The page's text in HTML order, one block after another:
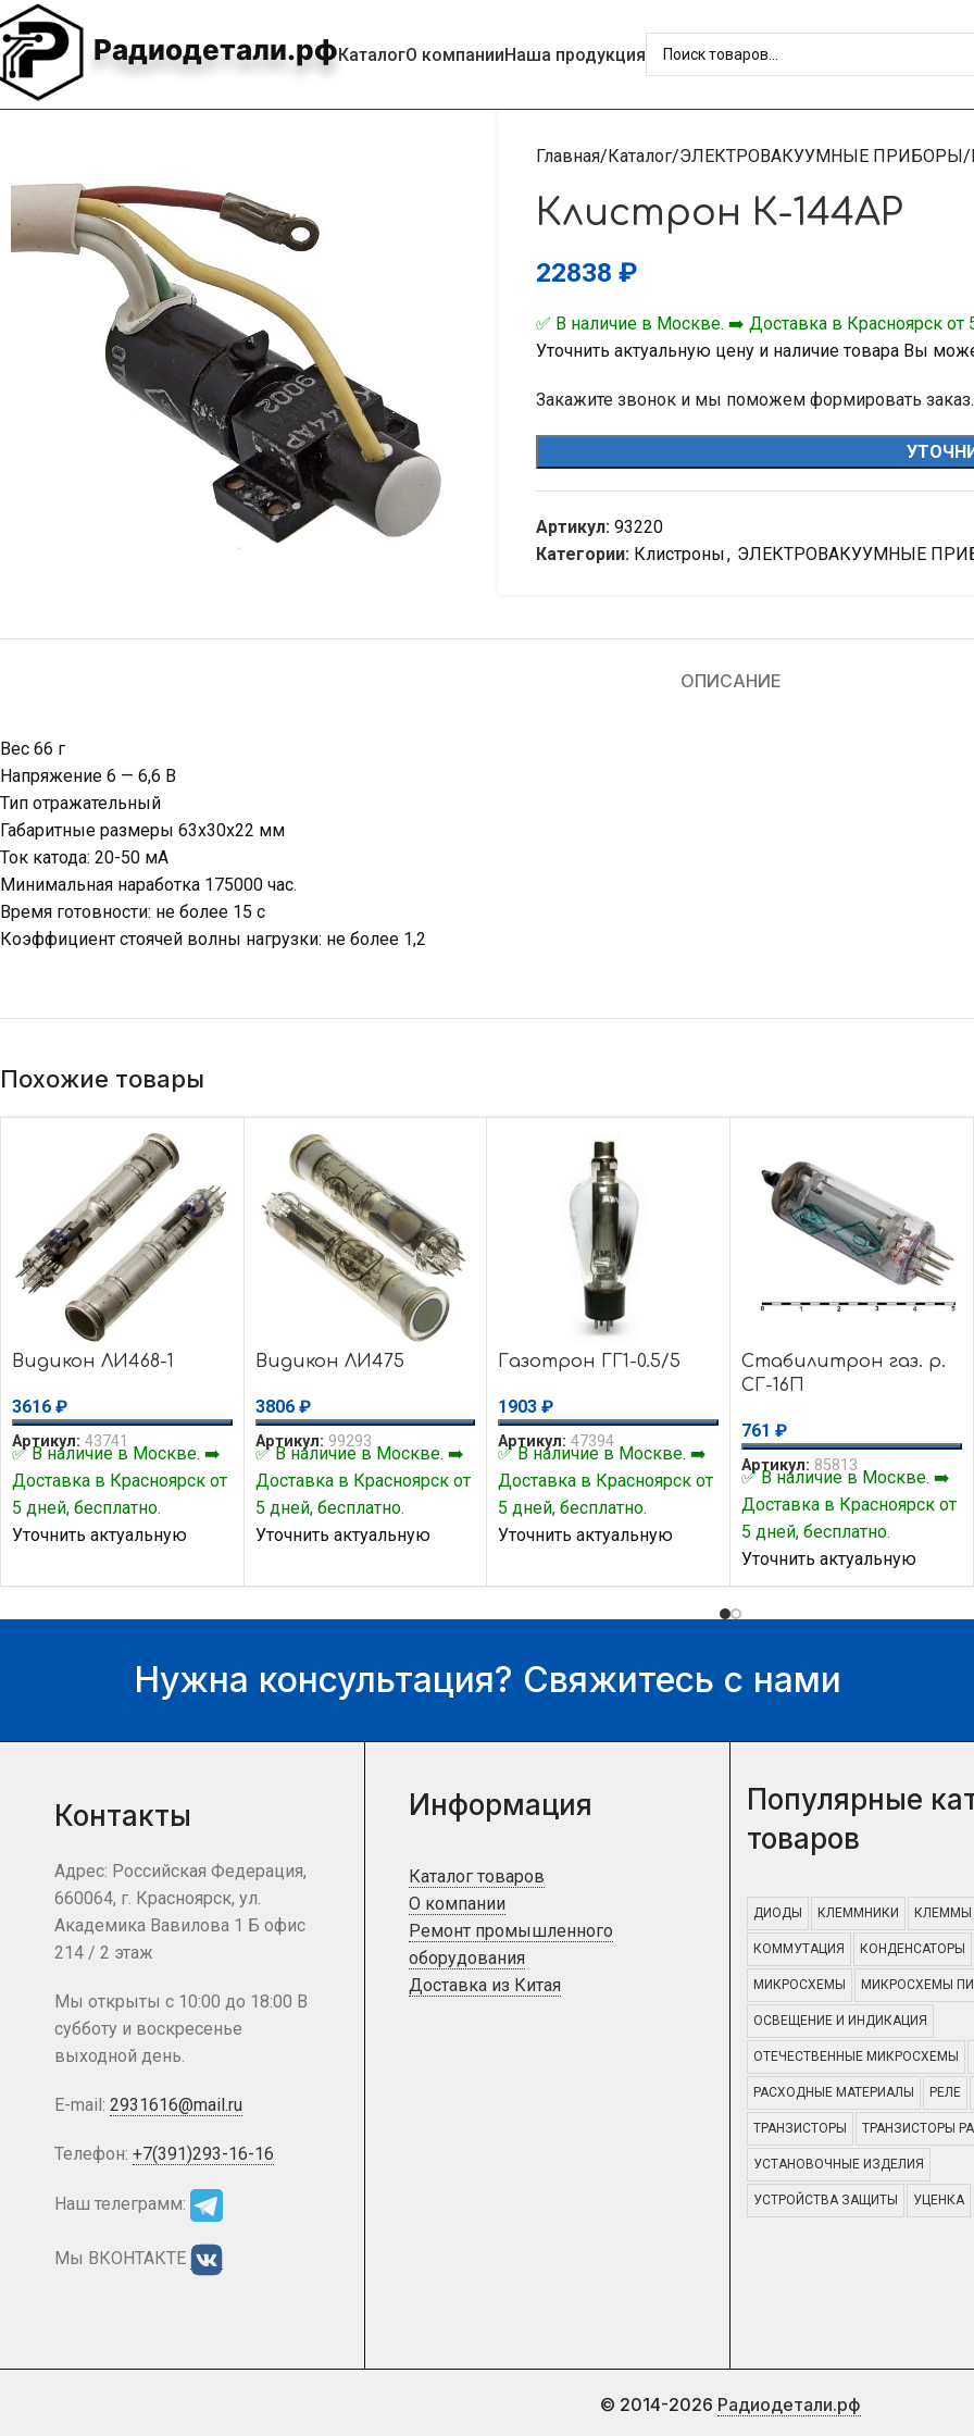
Радиодетали.рфКаталогО компанииНаша продукция
Главная Каталог ЭЛЕКТРОВАКУУМНЫЕ ПРИБОРЫ
Клистрон К-144АР
22838 ₽
✅ В наличие в Москве. ➡️ Доставка в Красноярск от
Уточнить актуальную цену и наличие товара Вы
Закажите звонок и мы поможем формировать заказ.
Артикул: 93220
Категории: Клистроны, ЭЛЕКТРОВАКУУМНЫЕ
ОПИСАНИЕ
Вес 66 г
Напряжение 6 — 6,6 В
Тип отражательный
Габаритные размеры 63х30х22 мм
Ток катода: 20-50 мА
Минимальная наработка 175000 час.
Время готовности: не более 15 с
Коэффициент стоячей волны нагрузки: не более 1,2
Похожие товары
Видикон ЛИ468-1
3616 ₽
Артикул: 43741
✅ В наличие в Москве. ➡️
Доставка в Красноярск от
5 дней, бесплатно.
Уточнить актуальную
можете у нашего
менеджера.
Видикон ЛИ475
3806 ₽
Артикул: 99293
✅ В наличие в Москве. ➡️
Доставка в Красноярск от
5 дней, бесплатно.
Уточнить актуальную
можете у нашего
менеджера.
Газотрон ГГ1-0.5/5
1903₽
Артикул:47394
✅ В наличие в Москве. ➡️
Доставка в Красноярск от
5 дней, бесплатно.
Уточнить актуальную
можете у нашего
менеджера.
Стабилитрон газ. р.
СГ-16П
761 ₽
Артикул: 85813
✅ В наличие в Москве. ➡️
Доставка в Красноярск от
5 дней, бесплатно.
Уточнить актуальную
цену и наличие товара Вы
можете у нашего
Нужна консультация? Свяжитесь с нами
Контакты
Адрес: Российская Федерация,
660064, г. Красноярск, ул.
Академика Вавилова 1 Б офис
214 / 2 этаж
Мы открыты с 10:00 до 18:00 В
субботу и воскресенье
выходной день.
E-mail: 2931616@mail.ru
Телефон: +7(391)293-16-16
Наш телеграмм:
Мы ВКОНТАКТЕ
Информация
Каталог товаров
О компании
Ремонт промышленного
оборудования
Доставка из Китая
Популярные
товаров
ДИОДЫ КЛЕММНИКИ КЛЕММЫ
КОММУТАЦИЯ КОНДЕНСАТОРЫ
МИКРОСХЕМЫ МИКРОСХЕМЫ
ОСВЕЩЕНИЕ И ИНДИКАЦИЯ
ОТЕЧЕСТВЕННЫЕ МИКРОСХЕМЫ
РАСХОДНЫЕ МАТЕРИАЛЫ РЕЛЕ
ТРАНЗИСТОРЫ ТРАНЗИСТОРЫ
УСТАНОВОЧНЫЕ ИЗДЕЛИЯ
УСТРОЙСТВА ЗАЩИТЫ УЦЕНКА
© 2014-2026 Радиодетали.рф